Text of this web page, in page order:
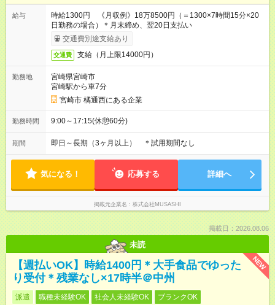
給与
時給1300円 《月収例》18万8500円（＝1300×7時間15分×20
日勤務の場合）＊月末締め、翌20日支払い
交通費別途支給あり
交通費 支給（月上限14000円）
勤務地
宮崎県宮崎市
宮崎駅から車7分
宮崎市 橘通西にある企業
勤務時間 9:00～17:15(休憩60分)
期間 即日～長期（3ヶ月以上） ＊試用期間なし
気になる！ 応募する 詳細へ
掲載元企業名 株式会社MUSASHI
掲載日：2026.08.06
未読
NEW
【週払いOK】時給1400円＊大手食品でゆった
り受付＊残業なし×17時半＠中州
派遣 職種未経験OK 社会人未経験OK
ブランクOK